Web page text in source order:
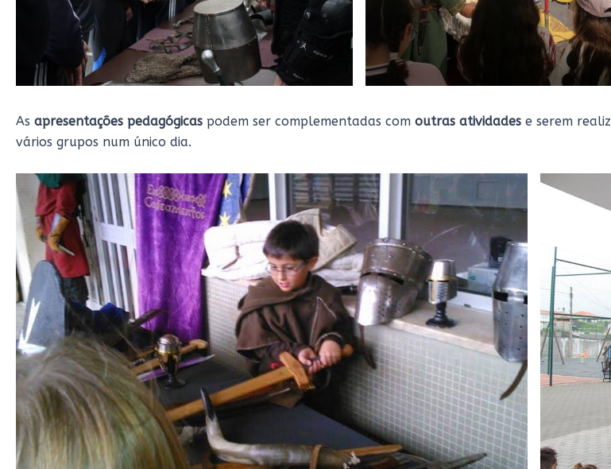
As apresentações pedagógicas podem ser complementadas com outras atividades e serem
vários grupos num único dia.